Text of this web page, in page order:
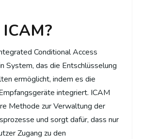
Conditional Access
System, das die Entschlüsselung
ermöglicht, indem es die
integriert. ICAM
Methode zur Verwaltung der
und sorgt dafür, dass nur
Zugang zu den